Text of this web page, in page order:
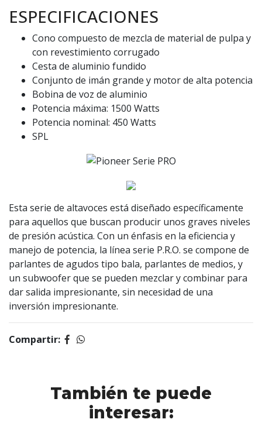
ESPECIFICACIONES
Cono compuesto de mezcla de material de pulpa y
con revestimiento corrugado
Cesta de aluminio fundido
Conjunto de imán grande y motor de alta potencia
Bobina de voz de aluminio
Potencia máxima: 1500 Watts
Potencia nominal: 450 Watts
SPL
Esta serie de altavoces está diseñado específicamente
para aquellos que buscan producir unos graves niveles
de presión acústica. Con un énfasis en la eficiencia y
manejo de potencia, la línea serie P.R.O. se compone de
parlantes de agudos tipo bala, parlantes de medios, y
un subwoofer que se pueden mezclar y combinar para
dar salida impresionante, sin necesidad de una
inversión impresionante.
Compartir:
También te puede
interesar: